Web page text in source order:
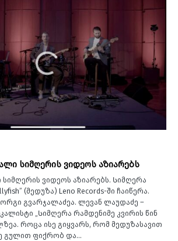
სიმღერის ვიდეოს აზიარებს
სიმღერის ვიდეოს აზიარებს. Სიმღერა
(მედუზა) Leno Records-ში ჩაიწერა.
გვარჯალაძეა. ლევან ლაუდაძე –
„Სიმღერა რამდენიმე კვირის წინ
როცა ისე გიყვარს, რომ მედუზასავით
გულით ფიქრობ და…